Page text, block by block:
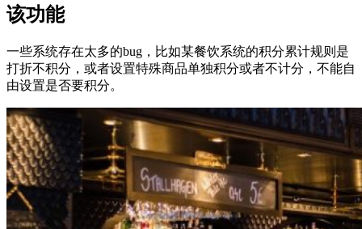
该功能
一些系统存在太多的bug，比如某餐饮系统的积分累计规则是
打折不积分，或者设置特殊商品单独积分或者不计分，不能自
由设置是否要积分。